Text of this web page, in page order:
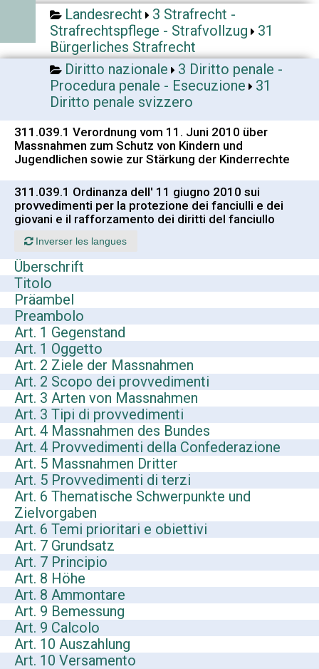
Landesrecht
3 Strafrecht -
Strafrechtspflege - Strafvollzug
31
Bürgerliches Strafrecht
Diritto nazionale
3 Diritto penale -
Procedura penale - Esecuzione
31
Diritto penale svizzero
311.039.1 Verordnung vom 11. Juni 2010 über
Massnahmen zum Schutz von Kindern und
Jugendlichen sowie zur Stärkung der Kinderrechte
311.039.1 Ordinanza dell' 11 giugno 2010 sui
provvedimenti per la protezione dei fanciulli e dei
giovani e il rafforzamento dei diritti del fanciullo
Inverser les langues
Überschrift
Titolo
Präambel
Preambolo
Art. 1 Gegenstand
Art. 1 Oggetto
Art. 2 Ziele der Massnahmen
Art. 2 Scopo dei provvedimenti
Art. 3 Arten von Massnahmen
Art. 3 Tipi di provvedimenti
Art. 4 Massnahmen des Bundes
Art. 4 Provvedimenti della Confederazione
Art. 5 Massnahmen Dritter
Art. 5 Provvedimenti di terzi
Art. 6 Thematische Schwerpunkte und
Zielvorgaben
Art. 6 Temi prioritari e obiettivi
Art. 7 Grundsatz
Art. 7 Principio
Art. 8 Höhe
Art. 8 Ammontare
Art. 9 Bemessung
Art. 9 Calcolo
Art. 10 Auszahlung
Art. 10 Versamento